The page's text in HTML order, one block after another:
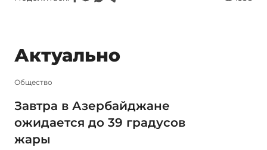
Актуально
Общество
Завтра в Азербайджане
ожидается до 39 градусов
жары